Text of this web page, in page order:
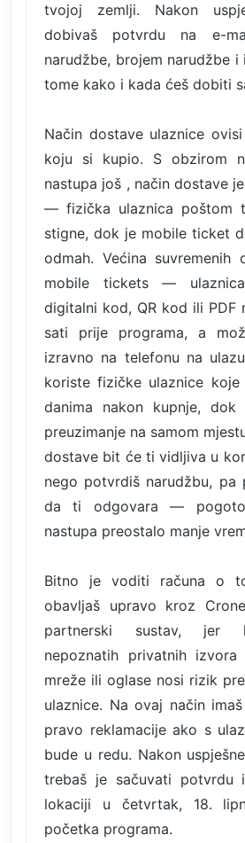
tvojoj zemlji. Nakon
dobivaš potvrdu na e-
narudžbe, brojem narudžbe i
tome kako i kada ćeš dobiti
Način dostave ulaznice
koju si kupio. S obzirom
nastupa još , način dostave
— fizička ulaznica poštom
stigne, dok je mobile ticket
odmah. Većina suvremenih
mobile tickets —
digitalni kod, QR kod ili PDF
sati prije programa, a
izravno na telefonu na
koriste fizičke ulaznice
danima nakon kupnje,
preuzimanje na samom
dostave bit će ti vidljiva u
nego potvrdiš narudžbu, pa
da ti odgovara —
nastupa preostalo manje
Bitno je voditi računa o
obavljaš upravo kroz
partnerski sustav, jer
nepoznatih privatnih
mreže ili oglase nosi rizik
ulaznice. Na ovaj način
pravo reklamacije ako s
bude u redu. Nakon
trebaš je sačuvati potvrdu
lokaciji u četvrtak, 18.
početka programa.